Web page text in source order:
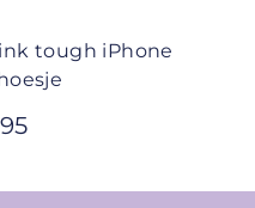
tough iPhone